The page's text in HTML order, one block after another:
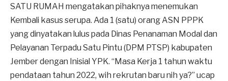
SATU RUMAH mengatakan pihaknya menemukan
Kembali kasus serupa. Ada 1 (satu) orang ASN PPPK
yang dinyatakan lulus pada Dinas Penanaman Modal dan
Pelayanan Terpadu Satu Pintu (DPM PTSP) kabupaten
Jember dengan Inisial YPK. “Masa Kerja 1 tahun waktu
pendataan tahun 2022, wih rekrutan baru nih ya?” ucap